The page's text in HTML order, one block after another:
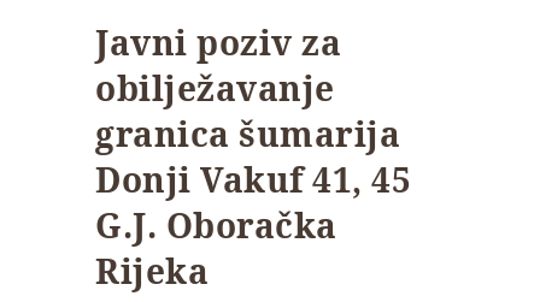
Javni poziv za
obilježavanje
granica šumarija
Donji Vakuf 41, 45
G.J. Oboračka
Rijeka